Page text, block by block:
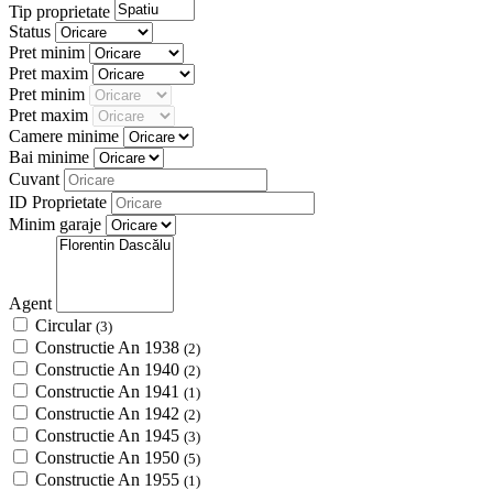
Tip proprietate
Status
Pret minim
Pret maxim
Pret minim
Pret maxim
Camere minime
Bai minime
Cuvant
ID Proprietate
Minim garaje
Agent
Circular (3)
Constructie An 1938 (2)
Constructie An 1940 (2)
Constructie An 1941 (1)
Constructie An 1942 (2)
Constructie An 1945 (3)
Constructie An 1950 (5)
Constructie An 1955 (1)